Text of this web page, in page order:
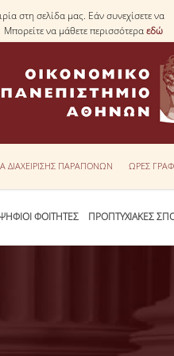
στη σελίδα μας. Εάν συνεχίσετε να
να μάθετε περισσότεραεδώ
ΔΙΑΧΕΙΡΙΣΗΣ ΠΑΡΑΠΟΝΩΝ ΩΡΕΣ
ΦΟΙΤΗΤΕΣ ΠΡΟΠΤΥΧΙΑΚΕΣ